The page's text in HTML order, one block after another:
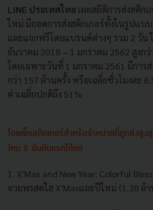
LINE ประเทศไทย เผยสถิติการส่งสติก
ใหม่ มียอดการส่งสติกเกอร์ทั้งในรูปแบ
และแจกฟรีโดยแบรนด์ต่างๆ รวม 2 วัน
ธันวาคม 2018 – 1 มกราคม 2562 สูงกว่
โดยเฉพาะวันที่ 1 มกราคม 2561 มีการ
กว่า 157 ล้านครั้ง หรือเฉลี่ยชั่วโมงละ
ค่าเฉลี่ยปกติถึง 51%
โดยเซ็ตสติกเกอร์สำหรับจำหน่ายที่ถูกส่งสูง
ใหม่ 5 อันดับแรกได้แก่
1. X'Mas and New Year: Colorful
อวยพรสดใส X'Masและปีใหม่ (1.38 ล้า